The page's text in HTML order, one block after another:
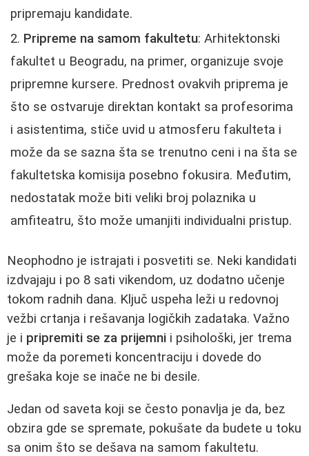
pripremaju kandidate.
Pripreme na samom fakultetu: Arhitektonski
fakultet u Beogradu, na primer, organizuje svoje
pripremne kursere. Prednost ovakvih priprema je
što se ostvaruje direktan kontakt sa profesorima
i asistentima, stiče uvid u atmosferu fakulteta i
može da se sazna šta se trenutno ceni i na šta se
fakultetska komisija posebno fokusira. Međutim,
nedostatak može biti veliki broj polaznika u
amfiteatru, što može umanjiti individualni pristup.
Neophodno je istrajati i posvetiti se. Neki kandidati
izdvajaju i po 8 sati vikendom, uz dodatno učenje
tokom radnih dana. Ključ uspeha leži u redovnoj
vežbi crtanja i rešavanja logičkih zadataka. Važno
je i pripremiti se za prijemni i psihološki, jer trema
može da poremeti koncentraciju i dovede do
grešaka koje se inače ne bi desile.
Jedan od saveta koji se često ponavlja je da, bez
obzira gde se spremate, pokušate da budete u toku
sa onim što se dešava na samom fakultetu.